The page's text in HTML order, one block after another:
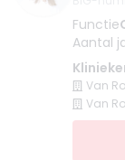
Functie
Aantal
Van
Van